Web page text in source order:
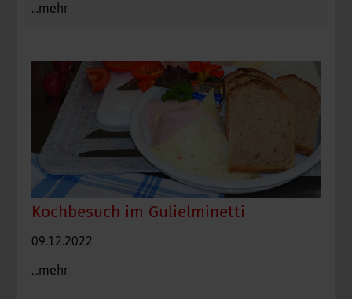
...mehr
Kochbesuch im Gulielminetti
09.12.2022
...mehr